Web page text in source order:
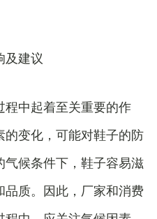
及建议
中起着至关重要的作
变化，可能对鞋子的防
候条件下，鞋子容易滋
质。因此，厂家和消费